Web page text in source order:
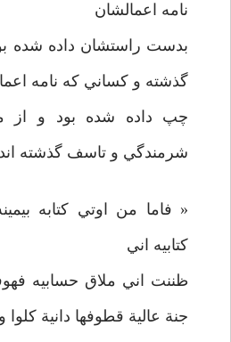
نامه اعمالشان
بدست راستشان داده شده
گذشته و کساني که نامه
چپ داده شده بود و از
شرمندگي و تاسف گذشته اند
« فاما من اوتي کتابه
کتابيه اني
ظننت اني ملاق حسابيه
جنة عالية قطوفها دانية کلوا